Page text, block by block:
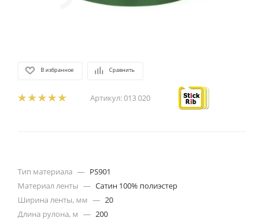
В избранное Сравнить
Артикул:013 020
Тип материала — PS901
Материал ленты — Сатин 100% полиэстер
Ширина ленты, мм — 20
Длина рулона, м — 200